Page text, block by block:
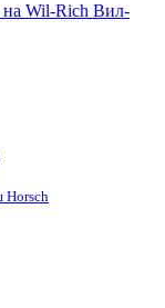
на Wil-Rich Вил-
Horsch